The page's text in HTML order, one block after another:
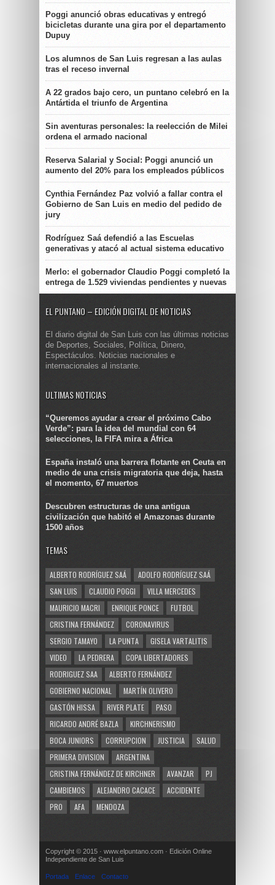
Poggi anunció obras educativas y entregó
bicicletas durante una gira por el departamento
Dupuy
Los alumnos de San Luis regresan a las aulas
tras el receso invernal
A 22 grados bajo cero, un puntano celebró en la
Antártida el triunfo de Argentina
Sin aventuras personales: la reelección de Milei
ordena el armado nacional
Reserva Salarial y Social: Poggi anunció un
aumento del 20% para los empleados públicos
Cynthia Fernández Paz volvió a fallar contra el
Gobierno de San Luis en medio del pedido de
jury
Rodríguez Saá defendió a las Escuelas
generativas y atacó al actual sistema educativo
Merlo: el gobernador Claudio Poggi completó la
entrega de 1.529 viviendas pendientes y nuevas
EL PUNTANO – EDICIÓN DIGITAL DE NOTICIAS
El diario digital de San Luis con las últimas noticias
de Deportes, Sociales, Política, Dinero,
Espectáculos. Noticias nacionales e
internacionales al instante.
ULTIMAS NOTICIAS
“Queremos ayudar a crear el próximo Cabo
Verde”: para la idea del mundial con 64
selecciones, la FIFA mira a África
España instaló una barrera flotante en Ceuta en
medio de una crisis migratoria que deja, hasta
el momento, 67 muertos
Descubren estructuras de una antigua
civilización que habitó el Amazonas durante
1500 años
TEMAS
ALBERTO RODRÍGUEZ SAÁ
ADOLFO RODRÍGUEZ SAÁ
SAN LUIS
CLAUDIO POGGI
VILLA MERCEDES
MAURICIO MACRI
ENRIQUE PONCE
FUTBOL
CRISTINA FERNÁNDEZ
CORONAVIRUS
SERGIO TAMAYO
LA PUNTA
GISELA VARTALITIS
VIDEO
LA PEDRERA
COPA LIBERTADORES
RODRIGUEZ SAA
ALBERTO FERNÁNDEZ
GOBIERNO NACIONAL
MARTÍN OLIVERO
GASTÓN HISSA
RIVER PLATE
PASO
RICARDO ANDRÉ BAZLA
KIRCHNERISMO
BOCA JUNIORS
CORRUPCION JUSTICIA
SALUD
PRIMERA DIVISION
ARGENTINA
CRISTINA FERNÁNDEZ DE KIRCHNER
AVANZAR
PJ
CAMBIEMOS
ALEJANDRO CACACE
ACCIDENTE
PRO
AFA MENDOZA
Copyright © 2015 · www.elpuntano.com · Edición Online
Independiente de San Luis
Portada Enlace Contacto